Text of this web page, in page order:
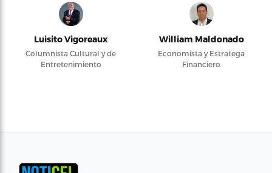
Luisito Vigoreaux
Columnista Cultural y de
Entretenimiento
William Maldonado
Economista y Estratega
Financiero